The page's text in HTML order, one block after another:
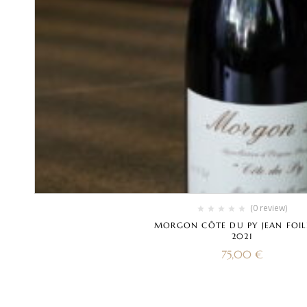
(0 review)
MORGON CÔTE DU PY JEAN FOILLARD
2021
75,00 €